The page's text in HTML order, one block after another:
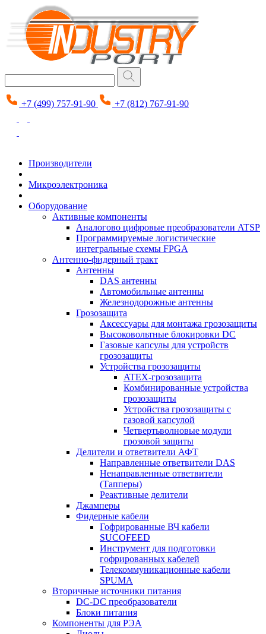
+7 (499) 757-91-90 +7 (812) 767-91-90
Производители
Микроэлектроника
Оборудование
Активные компоненты
Аналогово цифровые преобразователи ATSP
Программируемые логистические
интегральные схемы FPGA
Антенно-фидерный тракт
Антенны
DAS антенны
Автомобильные антенны
Железнодорожные антенны
Грозозащита
Аксессуары для монтажа грозозащиты
Высоковольтные блокировки DC
Газовые капсулы для устройств
грозозащиты
Устройства грозозащиты
ATEX-грозозащита
Комбинированные устройства
грозозащиты
Устройства грозозащиты с
газовой капсулой
Четвертьволновые модули
грозовой защиты
Делители и ответвители АФТ
Направленные ответвители DAS
Ненаправленные ответвители
(Тапперы)
Реактивные делители
Джамперы
Фидерные кабели
Гофрированные ВЧ кабели
SUCOFEED
Инструмент для подготовки
гофрированных кабелей
Телекоммуникационные кабели
SPUMA
Вторичные источники питания
DC-DC преобразователи
Блоки питания
Компоненты для РЭА